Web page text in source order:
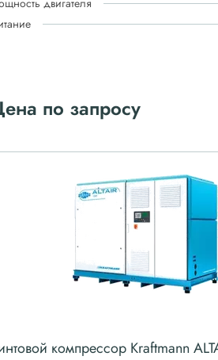
двигателя
по запросу
компрессор Kraftmann